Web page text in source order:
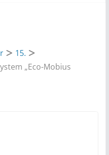
15.
„Eco-Mobius